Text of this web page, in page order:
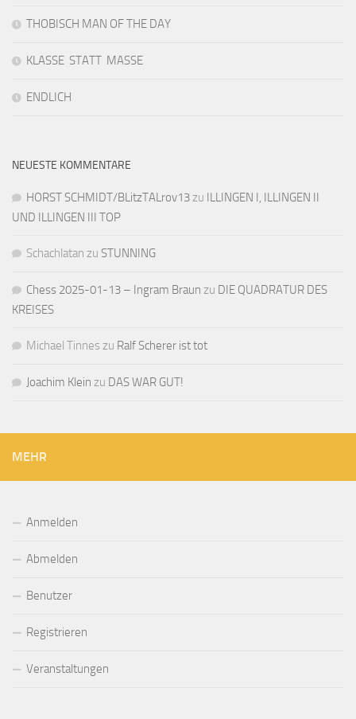
THOBISCH MAN OF THE DAY
KLASSE STATT MASSE
ENDLICH
NEUESTE KOMMENTARE
HORST SCHMIDT/BLitzTALrov13zu ILLINGEN I, ILLINGEN II
UND ILLINGEN III TOP
Schachlatan zu STUNNING
Chess 2025-01-13 – Ingram Braun zu DIE QUADRATUR DES
KREISES
Michael Tinnes zu Ralf Scherer ist tot
Joachim Klein zu DAS WAR GUT!
MEHR
Anmelden
Abmelden
Benutzer
Registrieren
Veranstaltungen